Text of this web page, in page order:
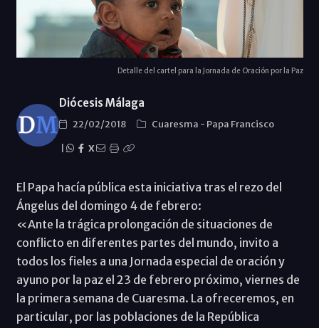
Detalle del cartel para la Jornada de Oración por la Paz
Diócesis Málaga
22/02/2018 Cuaresma - Papa Francisco
X
El Papa hacía pública esta iniciativa tras el rezo del
Ángelus del domingo 4 de febrero:
«Ante la trágica prolongación de situaciones de
conflicto en diferentes partes del mundo, invito a
todos los fieles a una Jornada especial de oración y
ayuno por la paz el 23 de febrero próximo, viernes de
la primera semana de Cuaresma. La ofreceremos, en
particular, por las poblaciones de la República